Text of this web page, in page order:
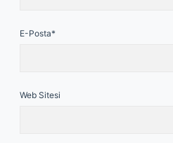
E-Posta*
Web Sitesi